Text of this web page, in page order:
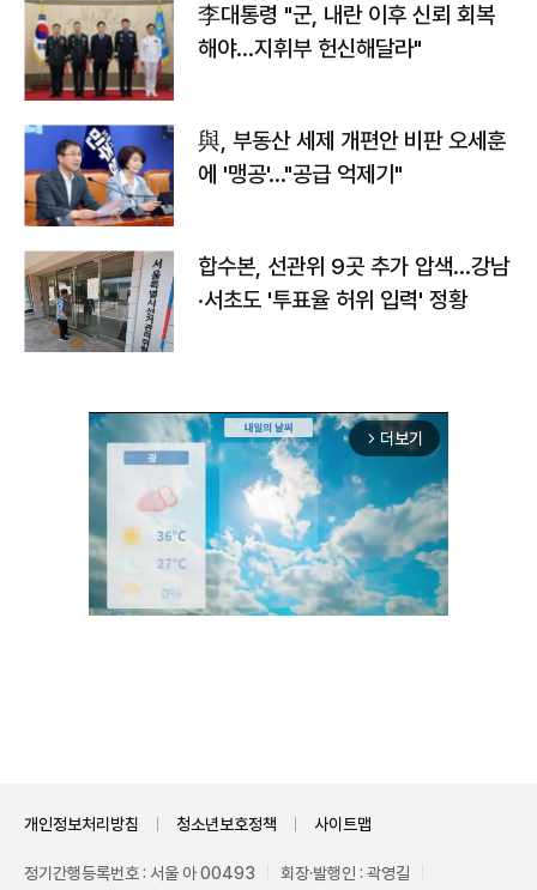
李대통령 "군, 내란 이후 신뢰 회복
해야…지휘부 헌신해달라"
與, 부동산 세제 개편안 비판 오세훈
에 '맹공'…"공급 억제기"
합수본, 선관위 9곳 추가 압색…강남
·서초도 '투표율 허위 입력' 정황
arrow_forward_ios 더보기
개인정보처리방침 청소년보호정책 사이트맵
정기간행등록번호 : 서울 아 00493 회장·발행인 : 곽영길